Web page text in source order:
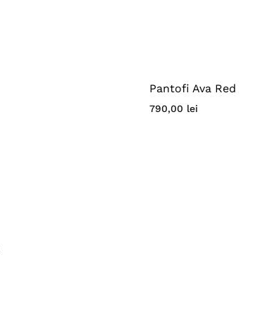
Pantofi Ava Red
790,00 lei